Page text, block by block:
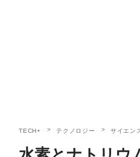
TECH+ テクノロジー サイエン